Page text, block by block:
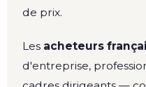
de prix.
Les acheteurs
d'entreprise,